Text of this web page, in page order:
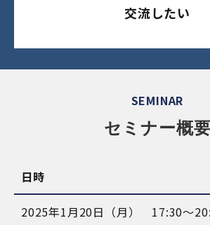
交流したい
SEMINAR
セミナー概要
日時
2025年1月20日（月） 17:30～